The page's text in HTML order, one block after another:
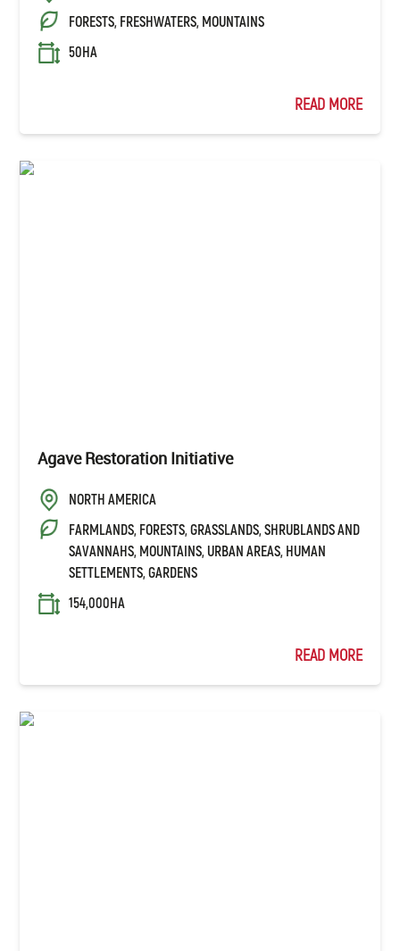
FORESTS, FRESHWATERS, MOUNTAINS
50HA
READ MORE
Agave Restoration Initiative
NORTH AMERICA
FARMLANDS, FORESTS, GRASSLANDS, SHRUBLANDS AND
SAVANNAHS, MOUNTAINS, URBAN AREAS, HUMAN
SETTLEMENTS, GARDENS
154,000HA
READ MORE